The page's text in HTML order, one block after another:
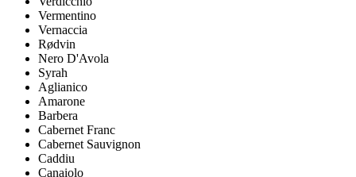
Vermentino
Vernaccia
Rødvin
Nero D'Avola
Syrah
Aglianico
Amarone
Barbera
Cabernet Franc
Cabernet Sauvignon
Caddiu
Canaiolo